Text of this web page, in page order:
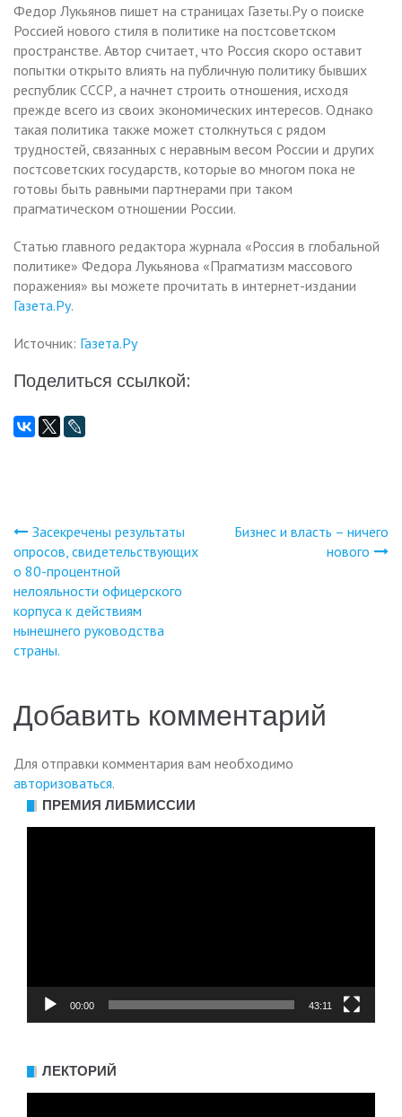
Федор Лукьянов пишет на страницах Газеты.Ру о поиске
Россией нового стиля в политике на постсоветском
пространстве. Автор считает, что Россия скоро оставит
попытки открыто влиять на публичную политику бывших
республик СССР, а начнет строить отношения, исходя
прежде всего из своих экономических интересов. Однако
такая политика также может столкнуться с рядом
трудностей, связанных с неравным весом России и других
постсоветских государств, которые во многом пока не
готовы быть равными партнерами при таком
прагматическом отношении России.
Статью главного редактора журнала «Россия в глобальной
политике» Федора Лукьянова «Прагматизм массового
поражения» вы можете прочитать в интернет-издании
Газета.Ру.
Источник: Газета.Ру
Поделиться ссылкой:
Навигация
по
записям
Засекречены результаты
опросов, свидетельствующих
о 80-процентной
нелояльности офицерского
корпуса к действиям
нынешнего руководства
страны.
Бизнес и власть – ничего
нового
Добавить комментарий
Для отправки комментария вам необходимо
авторизоваться.
ПРЕМИЯ ЛИБМИССИИ
00:00 43:11
ЛЕКТОРИЙ